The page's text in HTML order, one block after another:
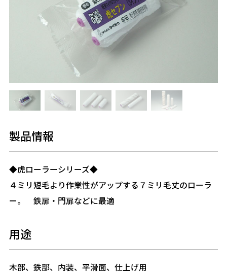
製品情報
◆虎ローラーシリーズ◆
４ミリ短毛より作業性がアップする７ミリ毛丈のローラ
ー。 鉄扉・門扉などに最適
用途
木部、鉄部、内装、平滑面、仕上げ用